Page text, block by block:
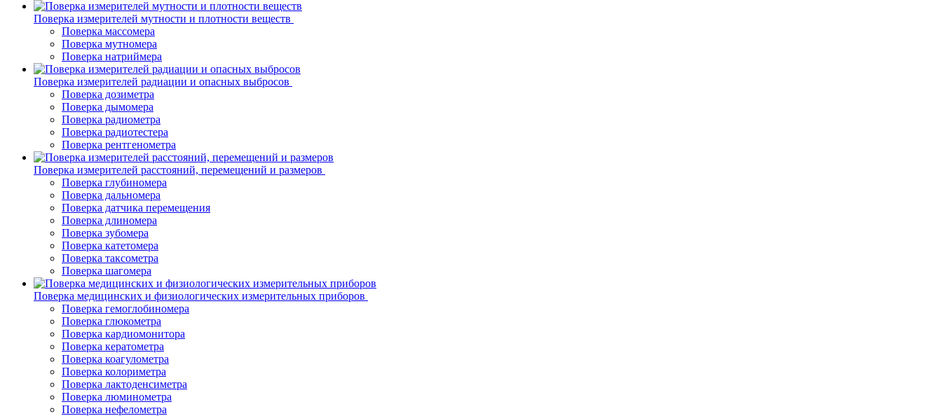
Поверка измерителей мутности и плотности веществ
Поверка массомера
Поверка мутномера
Поверка натриймера
Поверка измерителей радиации и опасных выбросов
Поверка дозиметра
Поверка дымомера
Поверка радиометра
Поверка радиотестера
Поверка рентгенометра
Поверка измерителей расстояний, перемещений и размеров
Поверка глубиномера
Поверка дальномера
Поверка датчика перемещения
Поверка длиномера
Поверка зубомера
Поверка катетомера
Поверка таксометра
Поверка шагомера
Поверка медицинских и физиологических измерительных приборов
Поверка гемоглобиномера
Поверка глюкометра
Поверка кардиомонитора
Поверка кератометра
Поверка коагулометра
Поверка колориметра
Поверка лактоденсиметра
Поверка люминометра
Поверка нефелометра